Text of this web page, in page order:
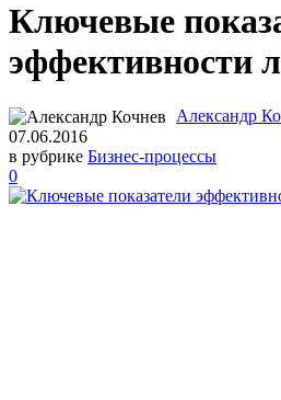
Ключевые
эффективности
Александр
07.06.2016
в рубрике Бизнес-процессы
0